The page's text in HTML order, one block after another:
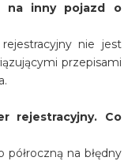
na inny pojazd o
nie jest
przepisami
rejestracyjny. Co
półroczną na błędny